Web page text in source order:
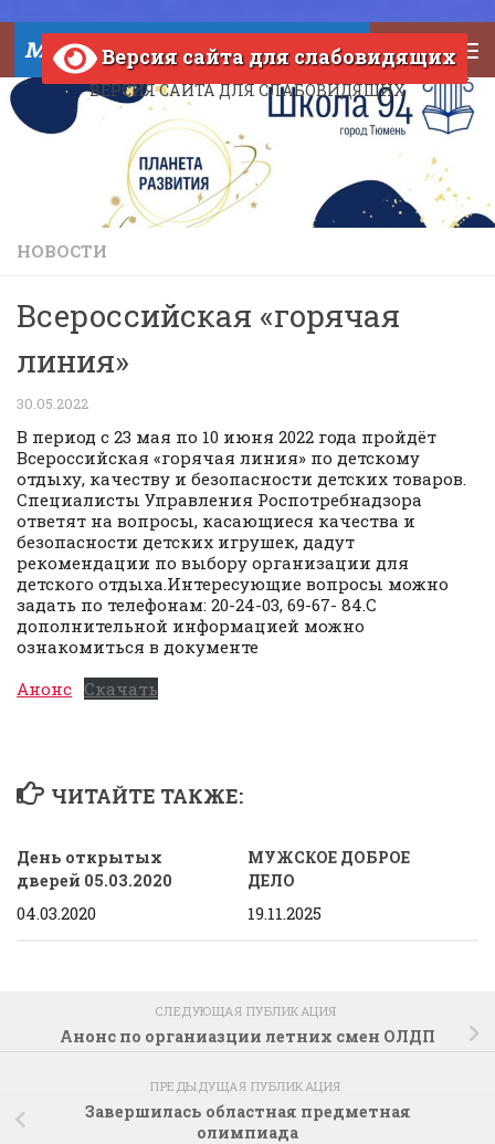
Skip to content
МАОУ СОШ №94 города Тюмени
ВЕРСИЯ САЙТА ДЛЯ СЛАБОВИДЯЩИХ
Версия сайта для слабовидящих
НОВОСТИ
Всероссийская «горячая
линия»
30.05.2022
В период с 23 мая по 10 июня 2022 года пройдёт
Всероссийская «горячая линия» по детскому
отдыху, качеству и безопасности детских товаров.
Специалисты Управления Роспотребнадзора
ответят на вопросы, касающиеся качества и
безопасности детских игрушек, дадут
рекомендации по выбору организации для
детского отдыха.Интересующие вопросы можно
задать по телефонам: 20-24-03, 69-67- 84.С
дополнительной информацией можно
ознакомиться в документе
Анонс Скачать
ЧИТАЙТЕ ТАКЖЕ:
День открытых
дверей 05.03.2020
04.03.2020
МУЖСКОЕ ДОБРОЕ
ДЕЛО
19.11.2025
СЛЕДУЮЩАЯ ПУБЛИКАЦИЯ
Анонс по органиазции летних смен ОЛДП
ПРЕДЫДУЩАЯ ПУБЛИКАЦИЯ
Завершилась областная предметная
олимпиада